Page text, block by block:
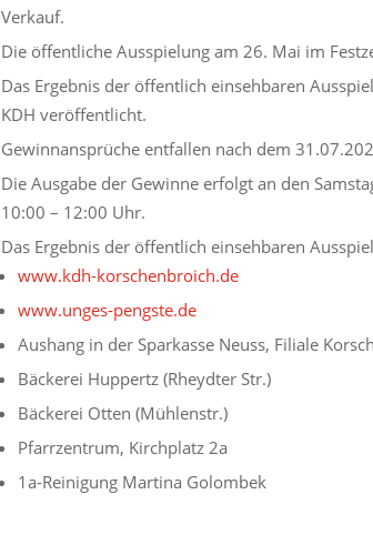
Verkauf.
Die öffentliche Ausspielung am 26. Mai im
Das Ergebnis der öffentlich einsehbaren
KDH veröffentlicht.
Gewinnansprüche entfallen nach dem
Die Ausgabe der Gewinne erfolgt an den
10:00 – 12:00 Uhr.
Das Ergebnis der öffentlich einsehbaren
www.kdh-korschenbroich.de
www.unges-pengste.de
Aushang in der Sparkasse Neuss, Filiale
Bäckerei Huppertz (Rheydter Str.)
Bäckerei Otten (Mühlenstr.)
Pfarrzentrum, Kirchplatz 2a
1a-Reinigung Martina Golombek